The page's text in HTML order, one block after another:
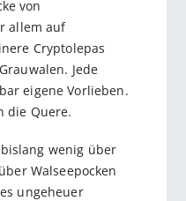
von
allem auf
Cryptolepas
Jede
eigene Vorlieben.
die Quere.
wenig über
Walseepocken
ungeheuer